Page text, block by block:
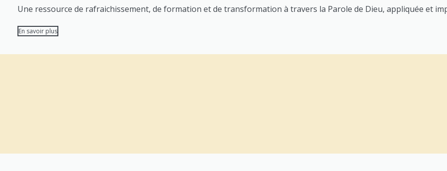
Une ressource de rafraichissement, de formation et de transformation à travers la Parole de Dieu, appliquée et
En savoir plus